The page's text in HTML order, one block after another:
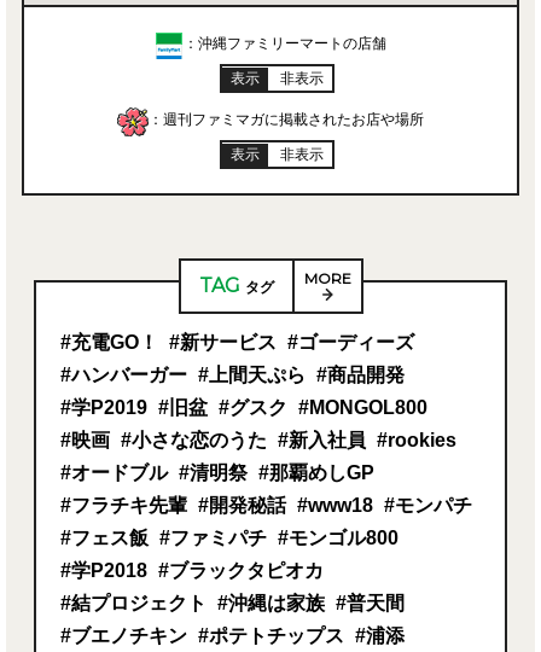
：沖縄ファミリーマートの店舗
表示 非表示
：週刊ファミマガに掲載されたお店や場所
表示 非表示
TAG タグ MORE
#充電GO！ #新サービス #ゴーディーズ
#ハンバーガー #上間天ぷら
#商品開発
#学P2019 #旧盆 #グスク
#MONGOL800
#映画 #小さな恋のうた #新入社員 #rookies
#オードブル #清明祭 #那覇めしGP
#フラチキ先輩 #開発秘話 #www18 #モンパチ
#フェス飯 #ファミパチ #モンゴル800
#学P2018 #ブラックタピオカ
#結プロジェクト
#沖縄は家族 #普天間
#ブエノチキン #ポテトチップス #浦添